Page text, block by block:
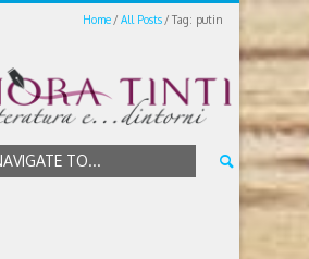
Home All Posts Tag: putin
TO...